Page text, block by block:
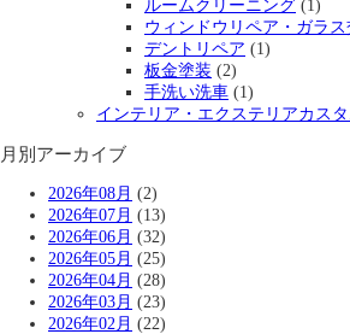
ルームクリーニング (1)
ウィンドウリペア・ガラス
デントリペア (1)
板金塗装 (2)
手洗い洗車 (1)
インテリア・エクステリアカス
月別アーカイブ
2026年08月 (2)
2026年07月 (13)
2026年06月 (32)
2026年05月 (25)
2026年04月 (28)
2026年03月 (23)
2026年02月 (22)